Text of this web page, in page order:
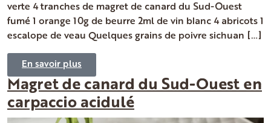
verte 4 tranches de magret de canard du Sud-Ouest
fumé 1 orange 10g de beurre 2ml de vin blanc 4 abricots 1
escalope de veau Quelques grains de poivre sichuan […]
En savoir plus
Magret de canard du Sud-Ouest en
carpaccio acidulé